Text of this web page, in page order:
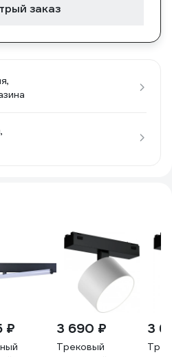
заказ
₽ 3 690 ₽
Трековый
3